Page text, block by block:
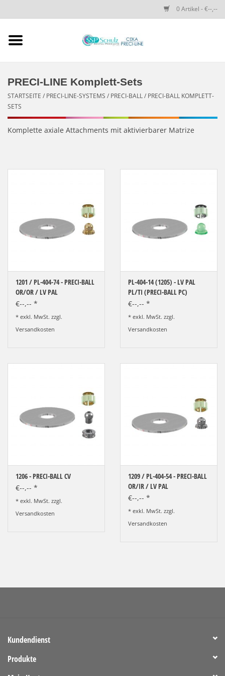
0 Artikel - €--,--
SSP SCHULZ Dental-
PRECI-LINE-SYSTEMS
LOT-PROGRAMM
CUP
DOWNLOAD
SSP vor Ort
PRECI-LINE Komplett-Sets
STARTSEITE / PRECI-LINE-SYSTEMS / PRECI-BALL/ PRECI-BALL KOMPLETT-
SETS
Komplette axiale Attachments mit aktivierbarer Matrize
1201 / PL-404-74 - PRECI-BALL
OR/OR / LV PAL
€--,-- *
* exkl. MwSt. zzgl.
Versandkosten
PL-404-14 (1205) - LV PAL
PL/TI (PRECI-BALL PC)
€--,-- *
* exkl. MwSt. zzgl.
Versandkosten
1206 - PRECI-BALL CV
€--,-- *
* exkl. MwSt. zzgl.
Versandkosten
1209 / PL-404-54 - PRECI-BALL
OR/IR / LV PAL
€--,-- *
* exkl. MwSt. zzgl.
Versandkosten
Kundendienst
Produkte